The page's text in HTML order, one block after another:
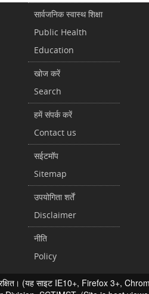
सार्वजनिक स्वास्थ शिक्षा
Public Health
Education
खोज करें
Search
हमें संपर्क करें
Contact us
सईटमॉप
Sitemap
उपयोगिता शर्तें
Disclaimer
नीति
Policy
(यह साइट IE10+, Firefox 3+,